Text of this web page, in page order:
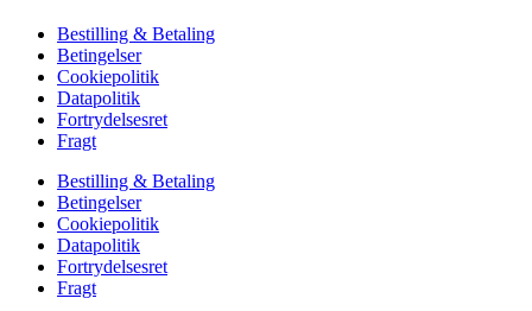
Bestilling & Betaling
Betingelser
Cookiepolitik
Datapolitik
Fortrydelsesret
Fragt
Bestilling & Betaling
Betingelser
Cookiepolitik
Datapolitik
Fortrydelsesret
Fragt